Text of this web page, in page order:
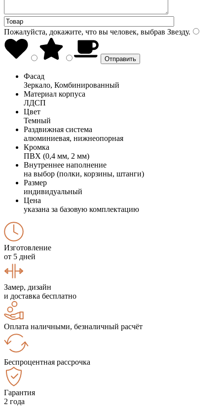
Пожалуйста, докажите, что вы человек, выбрав Звезду.
Фасад
Зеркало, Комбинированный
Материал корпуса
ЛДСП
Цвет
Темный
Раздвижная система
алюминиевая, нижнеопорная
Кромка
ПВХ (0,4 мм, 2 мм)
Внутреннее наполнение
на выбор (полки, корзины, штанги)
Размер
индивидуальный
Цена
указана за базовую комплектацию
Изготовление
от 5 дней
Замер, дизайн
и доставка бесплатно
Оплата наличными, безналичный расчёт
Беспроцентная рассрочка
Гарантия
2 года